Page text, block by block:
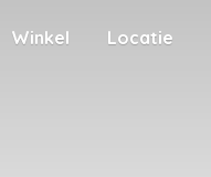
Winkel Locatie